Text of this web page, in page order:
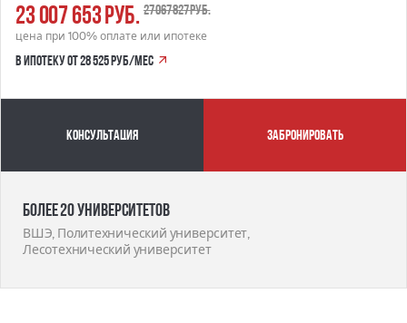
23 007 653 руб. 27 067 827 руб.
цена при 100% оплате или ипотеке
в ипотеку от 28 525 руб/мес
Консультация забронировать
Более 20 университетов
ВШЭ, Политехнический университет,
Лесотехнический университет